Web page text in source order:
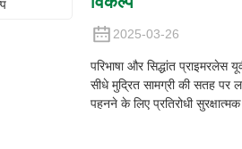
2025-03-26
परिभाषा और सिद्धांत प्राइमरलेस
सीधे मुद्रित सामग्री की सतह पर
पहनने के लिए प्रतिरोधी